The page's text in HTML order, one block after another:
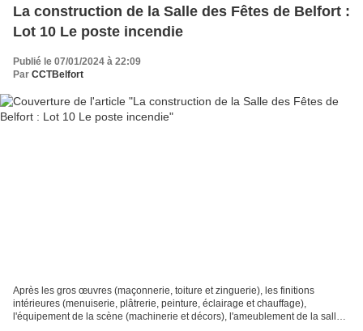
La construction de la Salle des Fêtes de Belfort :
Lot 10 Le poste incendie
Publié le 07/01/2024 à 22:09
Par CCTBelfort
Après les gros œuvres (maçonnerie, toiture et zinguerie), les finitions
intérieures (menuiserie, plâtrerie, peinture, éclairage et chauffage),
l'équipement de la scène (machinerie et décors), l'ameublement de la salle